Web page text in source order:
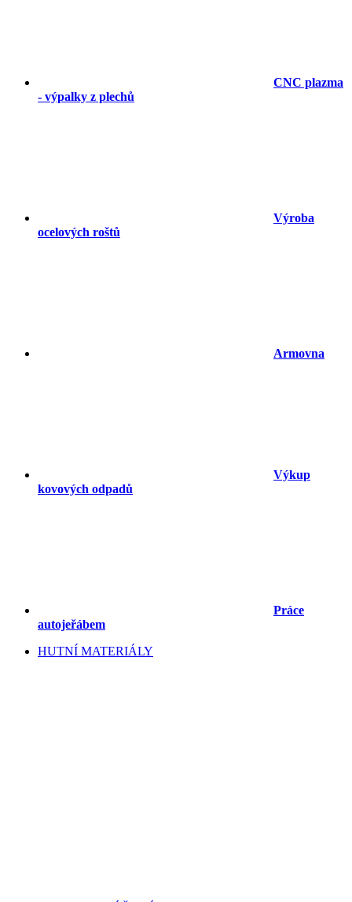
CNC plazma
- výpalky z plechů
Výroba
ocelových roštů
Armovna
Výkup
kovových odpadů
Práce
autojeřábem
HUTNÍ MATERIÁLY